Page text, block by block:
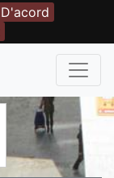
D'acord